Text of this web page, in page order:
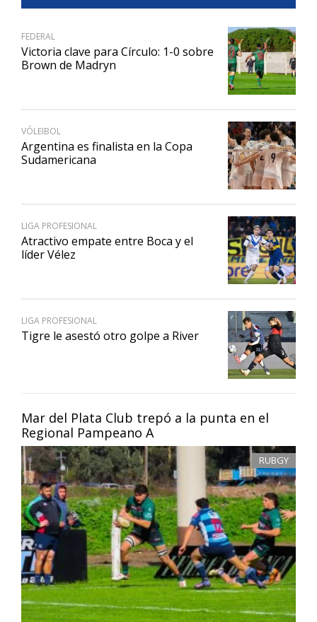
Mar del Plata Club trepó a la punta en el
Regional Pampeano A
RUBGY
FEDERAL
Victoria clave para Círculo: 1-0 sobre
Brown de Madryn
VÓLEIBOL
Argentina es finalista en la Copa
Sudamericana
LIGA PROFESIONAL
Atractivo empate entre Boca y el
líder Vélez
LIGA PROFESIONAL
Tigre le asestó otro golpe a River